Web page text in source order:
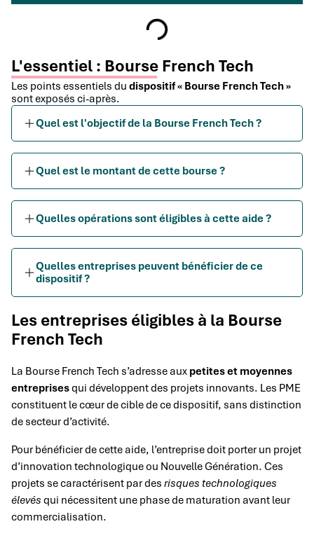
L'essentiel : Bourse French Tech
Les points essentiels du dispositif « Bourse French Tech »
sont exposés ci-après.
Quel est l'objectif de la Bourse French Tech ?
Quel est le montant de cette bourse ?
Quelles opérations sont éligibles à cette aide ?
Quelles entreprises peuvent bénéficier de ce
dispositif ?
Les entreprises éligibles à la Bourse
French Tech
La Bourse French Tech s’adresse aux petites et moyennes
entreprisesqui développent des projets innovants. Les PME
constituent le cœur de cible de ce dispositif, sans distinction
de secteur d’activité.
Pour bénéficier de cette aide, l’entreprise doit porter un projet
d’innovation technologique ou Nouvelle Génération. Ces
projets se caractérisent par des risques technologiques
élevés qui nécessitent une phase de maturation avant leur
commercialisation.